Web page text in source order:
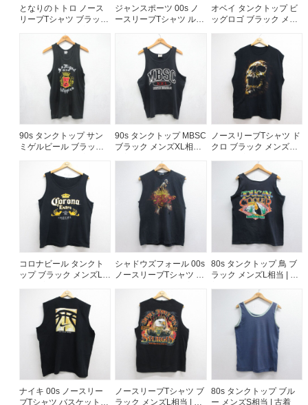
古着卸売
特定商取引法に基づく表示
プライバシーポリシー
お問い合わせ
となりのトトロ ノース
リーブTシャツ ブラック
ジャンスポーツ 00s ノ
ースリーブTシャツ ルイ
メンズM相当 | 古着
オベイ タンクトップ ビ
ッグロゴ ブラック メン
90s タンクトップ サン
ミゲルビール ブラック
90s タンクトップ MBSC
ブラック メンズXL相当 |
ノースリーブTシャツ ド
クロ ブラック メンズXL
コロナビール タンクト
ップ ブラック メンズL相
シャドウズフォール 00s
ノースリーブTシャツ シ
ト ブラック メンズM相
当 | 古着
80s タンクトップ 鳥 ブ
ラック メンズL相当 | 古
ナイキ 00s ノースリー
ブTシャツ バスケットボ
ノースリーブTシャツ ブ
ラック メンズL相当 | 古
80s タンクトップ ブル
ー メンズS相当 | 古着